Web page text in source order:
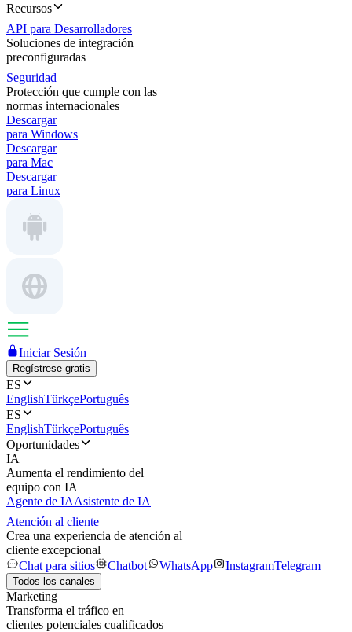
Recursos
API para Desarrolladores
Soluciones de integración
preconfiguradas
Seguridad
Protección que cumple con las
normas internacionales
Descargar
para Windows
Descargar
para Mac
Descargar
para Linux
Iniciar Sesión
Regístrese gratis
ES
EnglishTürkçePortuguês
ES
EnglishTürkçePortuguês
Oportunidades
IA
Aumenta el rendimiento del
equipo con IA
Agente de IAAsistente de IA
Atención al cliente
Crea una experiencia de atención al
cliente excepcional
Chat para sitios
Chatbot WhatsApp InstagramTelegram
Todos los canales
Marketing
Transforma el tráfico en
clientes potenciales cualificados